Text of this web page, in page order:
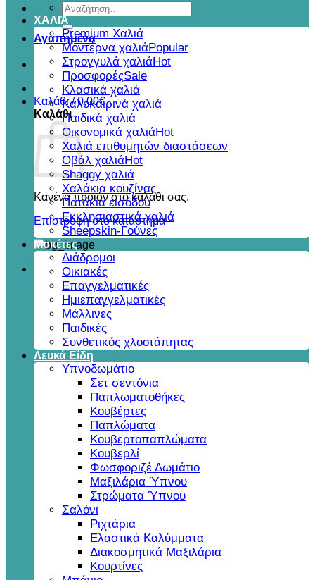
Αναζήτηση
για:
Αγαπημένα
Καλάθι /0,00€
Καλάθι
Κανένα προϊόν στο καλάθι σας.
Επιστροφή στο κατάστημα
ΧΑΛΙΆ
Premium Χαλιά
Μοντέρνα χαλιά
Στρογγυλά χαλιά
Προσφορές
Κλασικά χαλιά
Καλοκαιρινά χαλιά
Παιδικά χαλιά
Οικονομικά χαλιά
Χαλιά επιθυμητών διαστάσεων
Οβάλ χαλιά
Shaggy χαλιά
Χαλάκια κουζίνας
Πατάκια εισόδου
Εκκλησιαστικά χαλιά
Sheepskin-Γούνες
Μοκέτες
Διάδρομοι
Οικιακές
Επαγγελματικές
Ημιεπαγγελματικές
Μάλλινες
Παιδικές
Συνθετικός χλοοτάπητας
Λευκά Είδη
Υπνοδωμάτιο
Σετ σεντόνια
Παπλωματοθήκες
Κουβέρτες
Παπλώματα
Κουβερτοπαπλώματα
Κουβερλί
Φωσφοριζέ Δωμάτιο
Μαξιλάρια Ύπνου
Στρώματα Ύπνου
Σαλόνι
Ριχτάρια
Ελαστικά Καλύμματα
Διακοσμητικά Μαξιλάρια
Κουρτίνες